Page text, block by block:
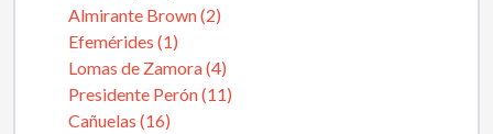
Almirante Brown (2)
Efemérides (1)
Lomas de Zamora (4)
Presidente Perón (11)
Cañuelas (16)